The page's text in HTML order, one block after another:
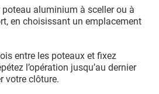
poteau aluminium à sceller ou à
en choisissant un emplacement
entre les poteaux et fixez
l’opération jusqu’au dernier
votre clôture.